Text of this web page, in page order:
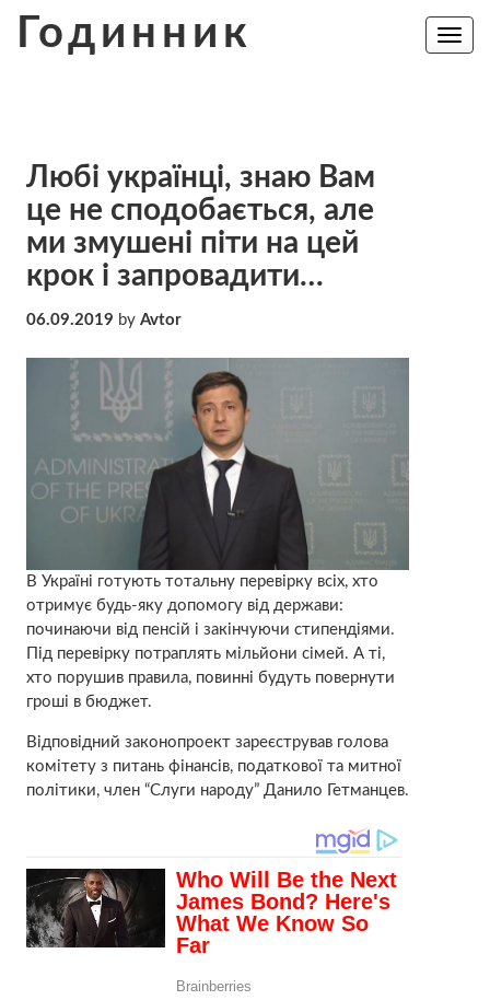
Годинник
Toggle
Любі українці, знаю Вам
це не сподобається, але
ми змушені піти на цей
крок і запровадити…
06.09.2019 by Avtor
В Україні готують тотальну перевірку всіх, хто
отримує будь-яку допомогу від держави:
починаючи від пенсій і закінчуючи стипендіями.
Під перевірку потраплять мільйони сімей. А ті,
хто порушив правила, повинні будуть повернути
гроші в бюджет.
Відповідний законопроект зареєстрував голова
комітету з питань фінансів, податкової та митної
політики, член “Слуги народу” Данило Гетманцев.